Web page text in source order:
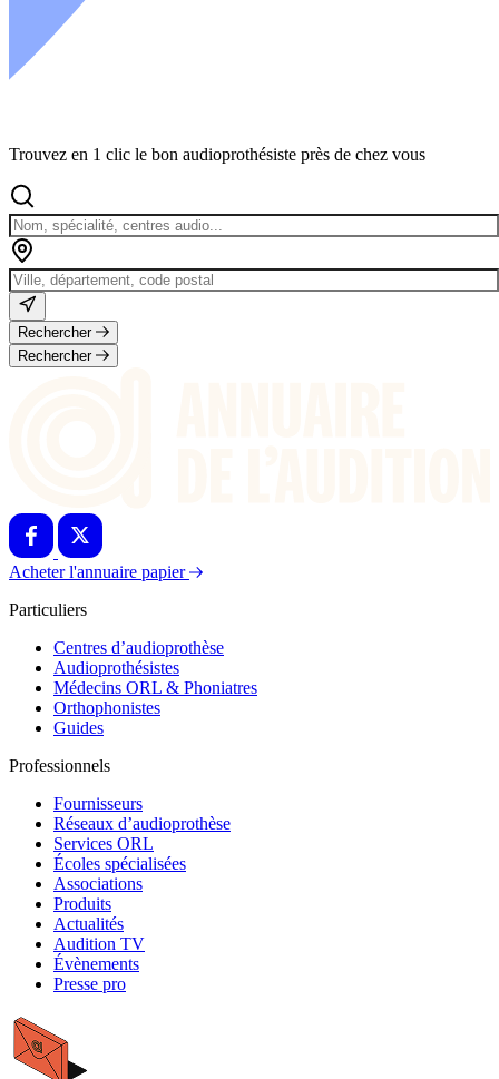
Trouvez en 1 clic le bon audioprothésiste près de chez vous
Rechercher
Rechercher
Acheter l'annuaire papier
Particuliers
Centres d’audioprothèse
Audioprothésistes
Médecins ORL & Phoniatres
Orthophonistes
Guides
Professionnels
Fournisseurs
Réseaux d’audioprothèse
Services ORL
Écoles spécialisées
Associations
Produits
Actualités
Audition TV
Évènements
Presse pro